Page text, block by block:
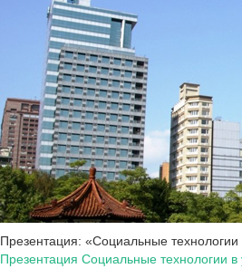
Презентация: «Социальные технологии
Презентация Социальные технологии